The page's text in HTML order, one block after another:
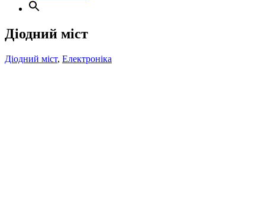
Діодний міст
Діодний міст, Електроніка